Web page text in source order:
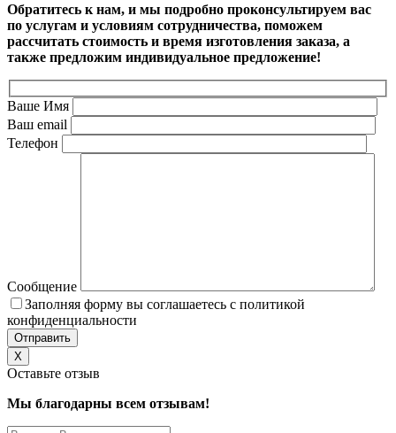
Обратитесь к нам, и мы подробно проконсультируем вас
по услугам и условиям сотрудничества, поможем
рассчитать стоимость и время изготовления заказа, а
также предложим индивидуальное предложение!
Ваше Имя
Ваш email
Телефон
Сообщение
Заполняя форму вы соглашаетесь с политикой
конфиденциальности
X
Оставьте отзыв
Мы благодарны всем отзывам!